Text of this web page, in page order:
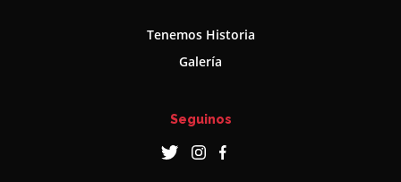
Tenemos Historia
Galería
Seguinos